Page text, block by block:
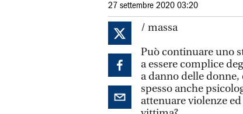
27 settembre 2020 03:20
/ massa
Può continuare uno
a essere complice
a danno delle
spesso anche
attenuare violenze